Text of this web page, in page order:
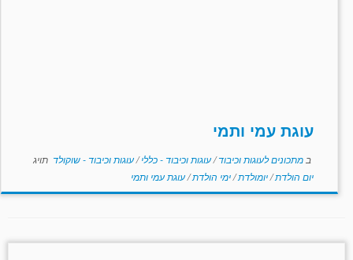
עוגת עמי ותמי
ב מתכונים לעוגות וכיבוד/עוגות וכיבוד - כללי/עוגות וכיבוד - שוקולד תויג
יום הולדת/יומולדת/ימי הולדת/עוגת עמי ותמי